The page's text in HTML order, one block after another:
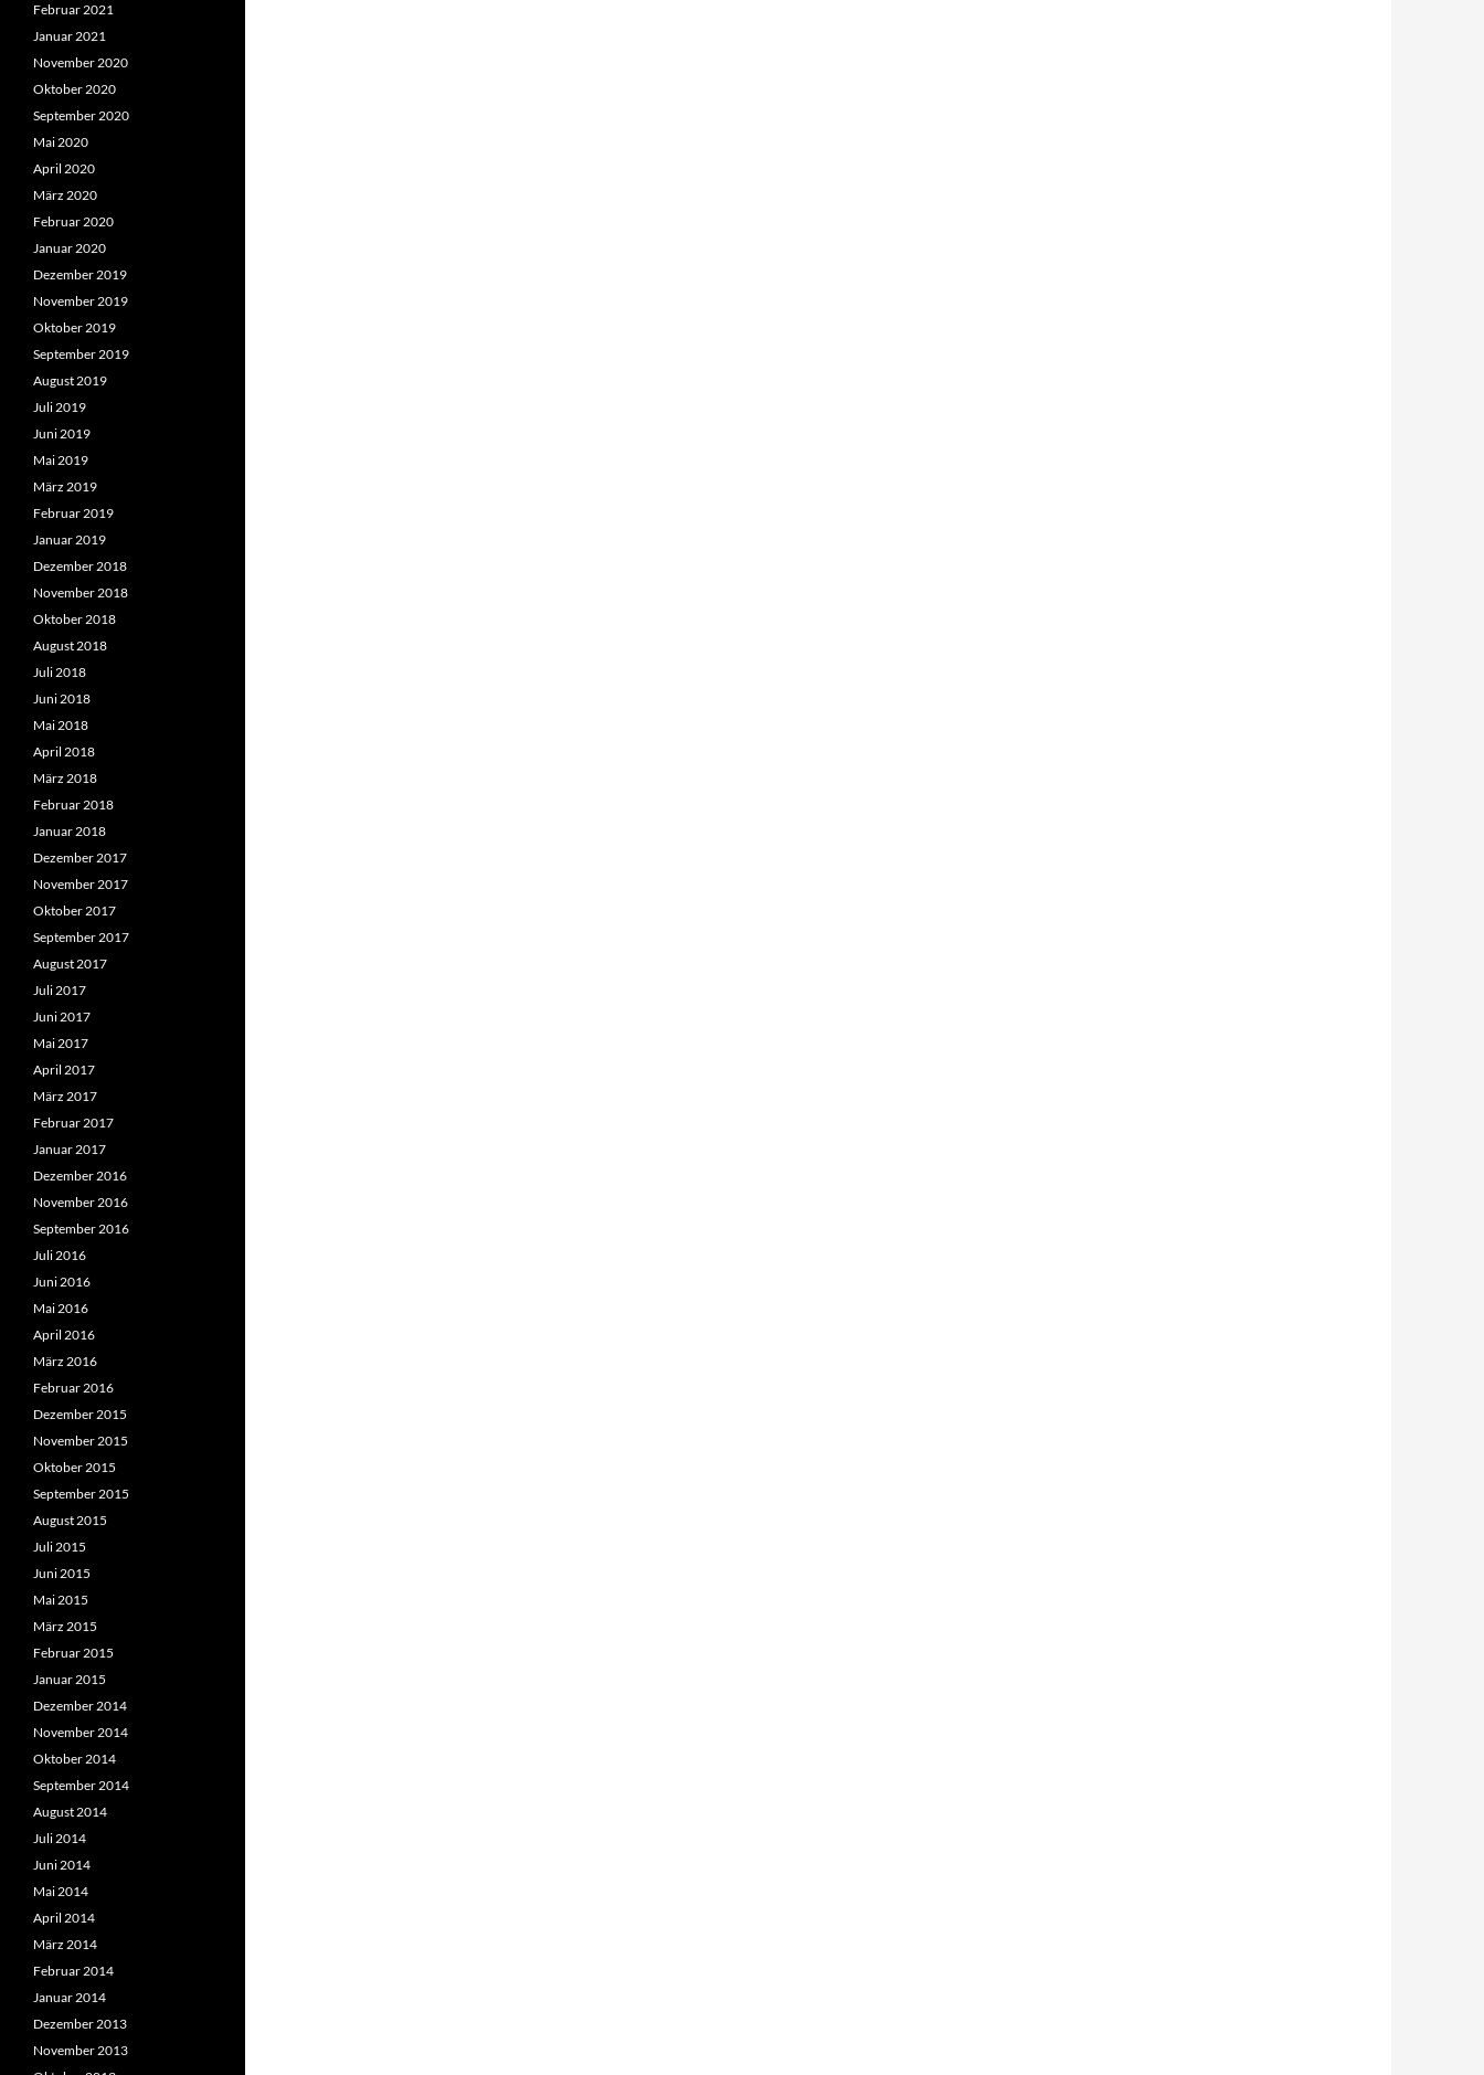
Februar 2021
Januar 2021
November 2020
Oktober 2020
September 2020
Mai 2020
April 2020
März 2020
Februar 2020
Januar 2020
Dezember 2019
November 2019
Oktober 2019
September 2019
August 2019
Juli 2019
Juni 2019
Mai 2019
März 2019
Februar 2019
Januar 2019
Dezember 2018
November 2018
Oktober 2018
August 2018
Juli 2018
Juni 2018
Mai 2018
April 2018
März 2018
Februar 2018
Januar 2018
Dezember 2017
November 2017
Oktober 2017
September 2017
August 2017
Juli 2017
Juni 2017
Mai 2017
April 2017
März 2017
Februar 2017
Januar 2017
Dezember 2016
November 2016
September 2016
Juli 2016
Juni 2016
Mai 2016
April 2016
März 2016
Februar 2016
Dezember 2015
November 2015
Oktober 2015
September 2015
August 2015
Juli 2015
Juni 2015
Mai 2015
März 2015
Februar 2015
Januar 2015
Dezember 2014
November 2014
Oktober 2014
September 2014
August 2014
Juli 2014
Juni 2014
Mai 2014
April 2014
März 2014
Februar 2014
Januar 2014
Dezember 2013
November 2013